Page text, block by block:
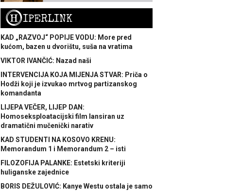
HIPERLINK
KAD „RAZVOJ“ POPIJE VODU: More pred
kućom, bazen u dvorištu, suša na vratima
VIKTOR IVANČIĆ: Nazad naši
INTERVENCIJA KOJA MIJENJA STVAR: Priča o
Hodži koji je izvukao mrtvog partizanskog
komandanta
LIJEPA VEČER, LIJEP DAN:
Homoseksploatacijski film lansiran uz
dramatični mučenički narativ
KAD STUDENTI NA KOSOVO KRENU:
Memorandum 1 i Memorandum 2 – isti
FILOZOFIJA PALANKE: Estetski kriteriji
huliganske zajednice
BORIS DEŽULOVIĆ: Kanye Westu ostala je samo